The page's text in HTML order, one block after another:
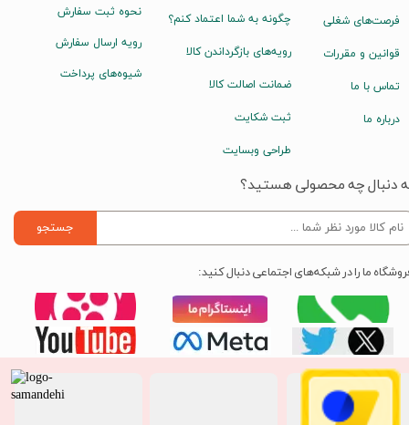
نحوه ثبت سفارش
رویه ارسال سفارش
شیوه‌های پرداخت
چگونه به شما اعتماد کنم؟
رویه‌های بازگرداندن کالا
ضمانت اصالت کالا
ثبت شکایت
طراحی وبسایت
فرصت‌های شغلی
قوانین و مقررات
تماس با ما
درباره ما
دنبال چه محصولی هستید؟
جستجو
ما را در شبکه‌های اجتماعی دنبال کنید: